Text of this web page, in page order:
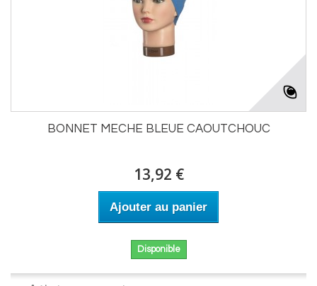
BONNET MECHE BLEUE CAOUTCHOUC
13,92 €
Ajouter au panier
Disponible